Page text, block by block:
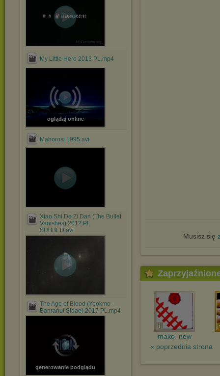
My Little Hero 2013 PL.mp4
oglądaj online
Maborosi 1995.avi
Xiao Shi De Zi Dan (The Bullet
Vanishes) 2012 PL
SUBBED.avi
The Age of Blood (Yeokmo -
Banranui Sidae) 2017 PL.mp4
generowanie podglądu
Musisz się
mako_new
« poprzednia strona